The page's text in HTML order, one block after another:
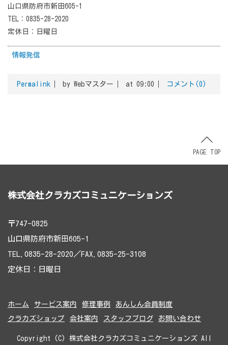
山口県防府市新田605-1
TEL：0835-28-2020
定休日：日曜日
情報発信
Permalink by Webマスター at 09:00 コメント(0)
PAGE TOP
株式会社クラカズコミュニケーションズ
〒747-0825
山口県防府市新田605-1
TEL.0835-28-2020／FAX.0835-25-3108
定休日：日曜日
ホーム サービス案内 修理事例
あんしん会員制度
クラカズショップ
会社案内 スタッフブログ お問い合わせ
Copyright (C) 株式会社クラカズコミュニケーションズ All